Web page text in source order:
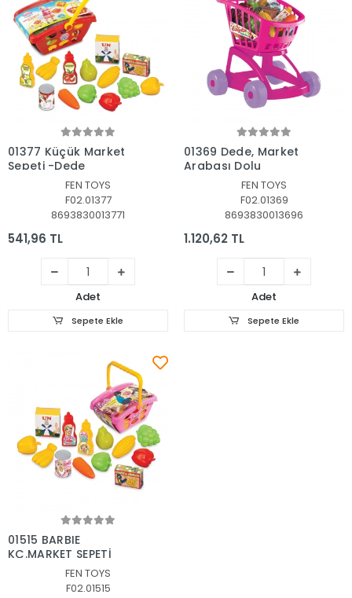
Sepete Ekle
01377 Küçük Market
Sepeti -Dede
FEN TOYS
F02.01377
8693830013771
541,96 TL
Adet
Sepete Ekle
Sepete Ekle
01369 Dede, Market
Arabası Dolu
FEN TOYS
F02.01369
8693830013696
1.120,62 TL
Adet
Sepete Ekle
Sepete Ekle
01515 BARBIE
KÇ.MARKET SEPETİ
FEN TOYS
F02.01515